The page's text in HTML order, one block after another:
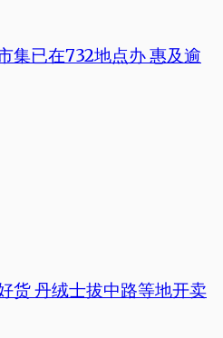
集已在732地点办 惠及逾
货 丹绒士拔中路等地开卖